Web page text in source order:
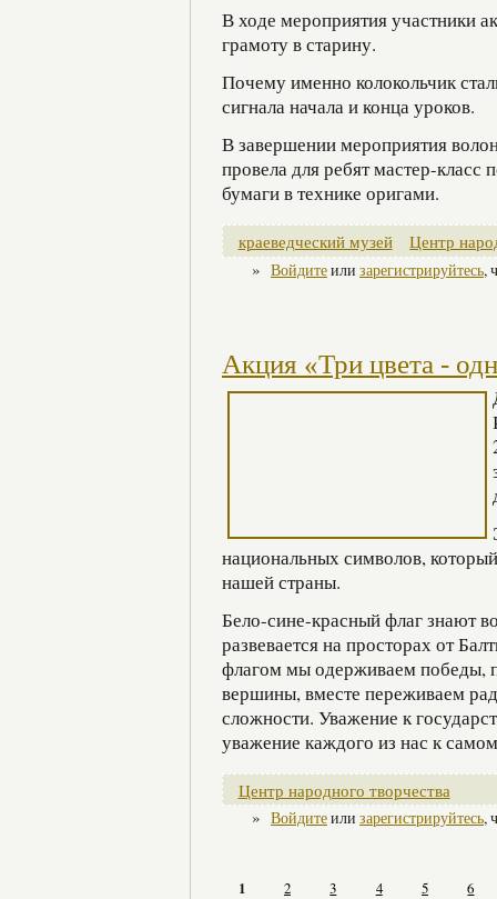
В ходе мероприятия участники
грамоту в старину.
Почему именно колокольчик
сигнала начала и конца уроков.
В завершении мероприятия
провела для ребят мастер-класс
бумаги в технике оригами.
краеведческий музей
Центр
» Войдитеили зарегистрируйтесь,
Акция «Три цвета -
национальных символов,
нашей страны.
Бело-сине-красный флаг знают
развевается на просторах от
флагом мы одерживаем победы,
вершины, вместе переживаем
сложности. Уважение к
уважение каждого из нас к
Центр народного творчества
» Войдитеили зарегистрируйтесь,
1 2 3 4 5
6